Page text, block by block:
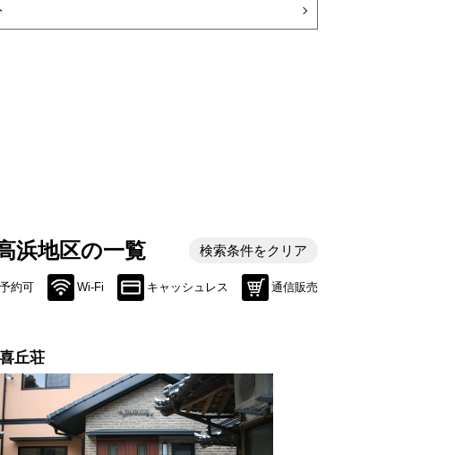
浜地区の一覧 検索条件をクリア
約可 Wi-Fi キャッシュレス 通信販売
丘荘